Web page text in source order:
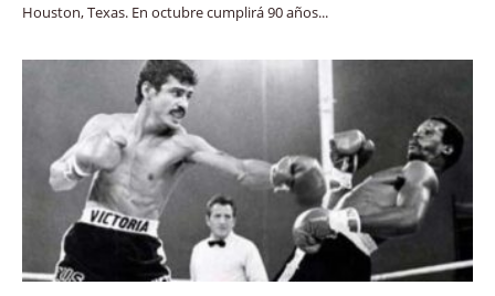
Houston, Texas. En octubre cumplirá 90 años...